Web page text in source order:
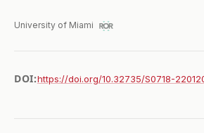
University of Miami
DOI:https://doi.org/10.32735/S0718-